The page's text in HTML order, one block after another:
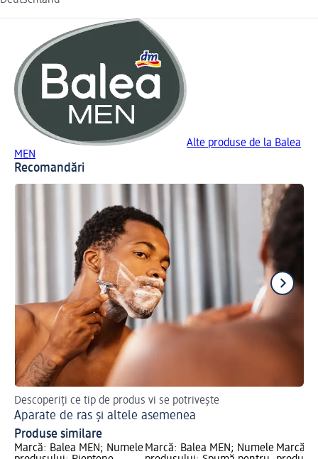
Alte produse de la Balea
MEN
Recomandări
Descoperiți ce tip de produs vi se potrivește
Aparate de ras și altele asemenea
Produse similare
Marcă: Balea MEN; Numele Marcă: Balea MEN; Numele Marcă: